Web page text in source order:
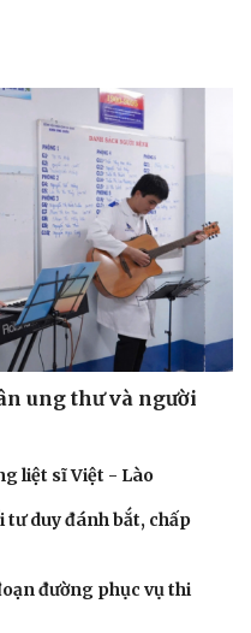
ung thư và người
liệt sĩ Việt - Lào
tư duy đánh bắt, chấp
đường phục vụ thi